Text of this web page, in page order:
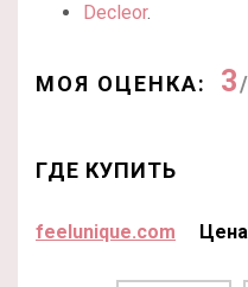
Decleor.
МОЯ ОЦЕНКА: 3
ГДЕ КУПИТЬ
feelunique.com